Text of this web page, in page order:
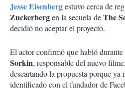
Jesse Eisenbergestuvo cerca de
Zuckerbergen la secuela deThe
decidió no aceptar el proyecto.
El actor confirmó que habló
Sorkin, responsable del nuevo
descartando la propuesta porque ya
identificado con el fundador de